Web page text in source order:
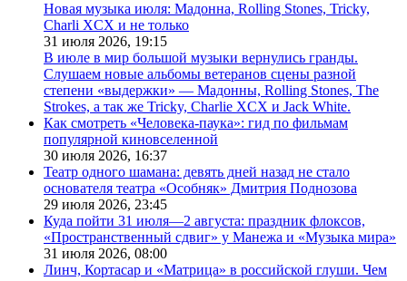
Новая музыка июля: Мадонна, Rolling Stones, Tricky,
Charli XCX и не только
31 июля 2026, 19:15
В июле в мир большой музыки вернулись гранды.
Слушаем новые альбомы ветеранов сцены разной
степени «выдержки» — Мадонны, Rolling Stones, The
Strokes, а так же Tricky, Charlie XCX и Jack White.
Как смотреть «Человека-паука»: гид по фильмам
популярной киновселенной
30 июля 2026, 16:37
Театр одного шамана: девять дней назад не стало
основателя театра «Особняк» Дмитрия Поднозова
29 июля 2026, 23:45
Куда пойти 31 июля—2 августа: праздник флоксов,
«Пространственный сдвиг» у Манежа и «Музыка мира»
31 июля 2026, 08:00
Линч, Кортасар и «Матрица» в российской глуши. Чем